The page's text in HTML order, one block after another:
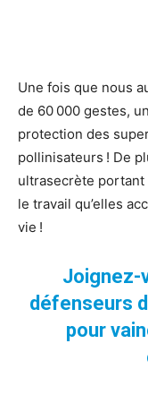
Une fois que nous
de 60 000 gestes,
protection des
pollinisateurs ! De
ultrasecrète
le travail qu’elles
vie !
Joignez-
défenseurs
pour